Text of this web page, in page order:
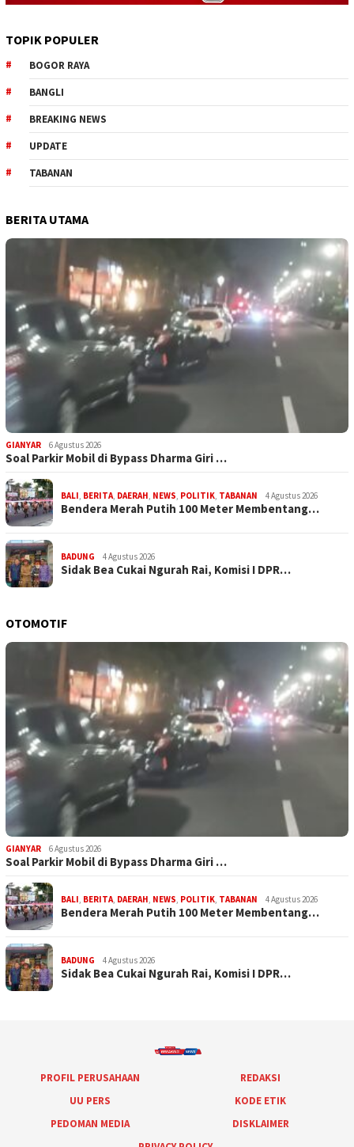
TOPIK POPULER
BOGOR RAYA
BANGLI
BREAKING NEWS
UPDATE
TABANAN
BERITA UTAMA
GIANYAR 6 Agustus 2026
Soal Parkir Mobil di Bypass Dharma Giri …
BALI, BERITA, DAERAH, NEWS, POLITIK, TABANAN 4 Agustus 2026
Bendera Merah Putih 100 Meter Membentang…
BADUNG 4 Agustus 2026
Sidak Bea Cukai Ngurah Rai, Komisi I DPR…
OTOMOTIF
GIANYAR 6 Agustus 2026
Soal Parkir Mobil di Bypass Dharma Giri …
BALI, BERITA, DAERAH, NEWS, POLITIK, TABANAN 4 Agustus 2026
Bendera Merah Putih 100 Meter Membentang…
BADUNG 4 Agustus 2026
Sidak Bea Cukai Ngurah Rai, Komisi I DPR…
PROFIL PERUSAHAAN
REDAKSI
UU PERS
KODE ETIK
PEDOMAN MEDIA
DISKLAIMER